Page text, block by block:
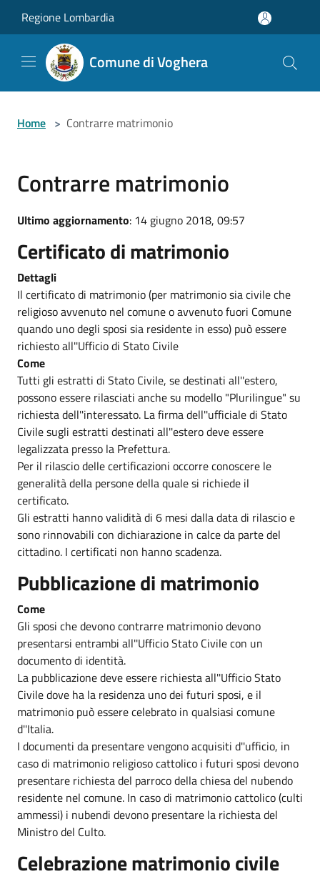
Regione Lombardia
Comune di Voghera
Home > Contrarre matrimonio
Contrarre matrimonio
Ultimo aggiornamento: 14 giugno 2018, 09:57
Certificato di matrimonio
Dettagli
Il certificato di matrimonio (per matrimonio sia civile che
religioso avvenuto nel comune o avvenuto fuori Comune
quando uno degli sposi sia residente in esso) può essere
richiesto all''Ufficio di Stato Civile
Come
Tutti gli estratti di Stato Civile, se destinati all''estero,
possono essere rilasciati anche su modello "Plurilingue" su
richiesta dell''interessato. La firma dell''ufficiale di Stato
Civile sugli estratti destinati all''estero deve essere
legalizzata presso la Prefettura.
Per il rilascio delle certificazioni occorre conoscere le
generalità della persone della quale si richiede il
certificato.
Gli estratti hanno validità di 6 mesi dalla data di rilascio e
sono rinnovabili con dichiarazione in calce da parte del
cittadino. I certificati non hanno scadenza.
Pubblicazione di matrimonio
Come
Gli sposi che devono contrarre matrimonio devono
presentarsi entrambi all''Ufficio Stato Civile con un
documento di identità.
La pubblicazione deve essere richiesta all''Ufficio Stato
Civile dove ha la residenza uno dei futuri sposi, e il
matrimonio può essere celebrato in qualsiasi comune
d''Italia.
I documenti da presentare vengono acquisiti d''ufficio, in
caso di matrimonio religioso cattolico i futuri sposi devono
presentare richiesta del parroco della chiesa del nubendo
residente nel comune. In caso di matrimonio cattolico (culti
ammessi) i nubendi devono presentare la richiesta del
Ministro del Culto.
Celebrazione matrimonio civile